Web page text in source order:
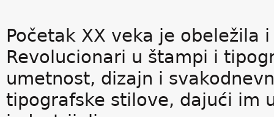
Početak XX veka je obeležila
Revolucionari u štampi i
umetnost, dizajn i
tipografske stilove, dajući im